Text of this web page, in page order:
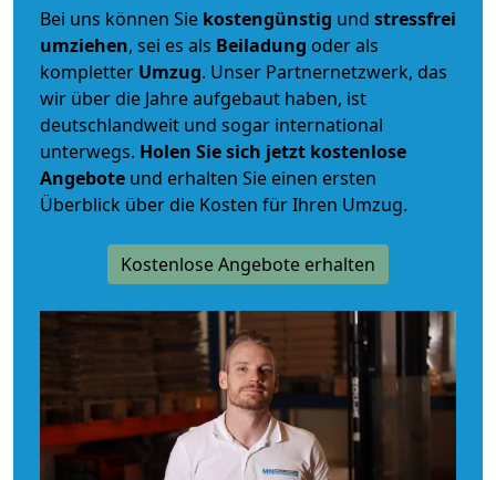
Bei uns können Sie kostengünstig und stressfrei
umziehen, sei es als Beiladung oder als
kompletter Umzug. Unser Partnernetzwerk, das
wir über die Jahre aufgebaut haben, ist
deutschlandweit und sogar international
unterwegs. Holen Sie sich jetzt kostenlose
Angebote und erhalten Sie einen ersten
Überblick über die Kosten für Ihren Umzug.
Kostenlose Angebote erhalten